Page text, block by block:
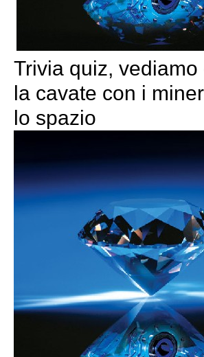
Trivia quiz, vediamo
la cavate con i
lo spazio